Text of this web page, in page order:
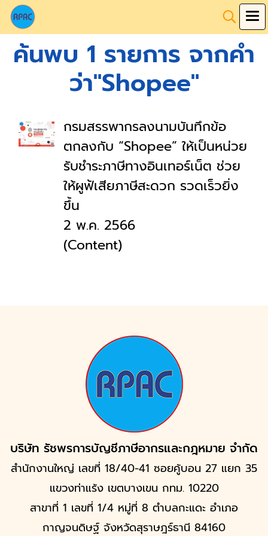
ค้นพบ 1 รายการ จากคำ
ว่า"Shopee"
กรมสรรพากรลงนามบันทึกข้อ
ตกลงกับ “Shopee” ให้เป็นหน่วย
รับชำระภาษีทางอินเทอร์เน็ต ช่วย
ให้ผูฟ้เสียภาษีสะดวก รวดเร็วยิ่ง
ขึ้น
2 พ.ค. 2566
(Content)
บริษัท รัชพรการบัญชีภาษีอากรและกฎหมาย จำกัด
สำนักงานใหญ่ เลขที่ 18/40-41 ซอยคู้บอน 27 แยก 35
แขวงท่าแร้ง เขตบางเขน กทม. 10220
สาขาที่ 1 เลขที่ 1/4 หมู่ที่ 8 ตำบลกะแดะ อำเภอ
กาญจนดิษฐ์ จังหวัดสุราษฎร์ธานี 84160